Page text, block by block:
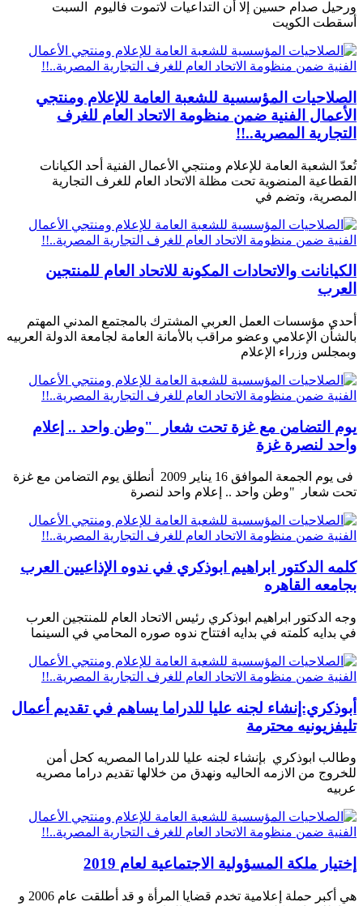
ورحيل صدام حسين إلا أن التداعيات لاتموت فاليوم السبت
أسقطت الكويت
الصلاحيات المؤسسية للشعبة العامة للإعلام ومنتجي
الأعمال الفنية ضمن منظومة الاتحاد العام للغرف
التجارية المصرية..!!
تُعدّ الشعبة العامة للإعلام ومنتجي الأعمال الفنية أحد الكيانات
القطاعية المنضوية تحت مظلة الاتحاد العام للغرف التجارية
المصرية، وتضم في
الكيانانت والاتحادات المكونة للاتحاد العام للمنتجين
العرب
أحدي مؤسسات العمل العربي المشترك بالمجتمع المدني المهتم
بالشأن الإعلامي وعضو مراقب بالأمانة العامة لجامعة الدولة العربيه
وبمجلس وزراء الإعلام
يوم التضامن مع غزة تحت شعار "وطن واحد .. إعلام
واحد لنصرة غزة
فى يوم الجمعة الموافق 16 يناير 2009 أنطلق يوم التضامن مع غزة
تحت شعار "وطن واحد .. إعلام واحد لنصرة
كلمه الدكتور ابراهيم ابوذكري في ندوه الإذاعيين العرب
بجامعه القاهره
وجه الدكتور ابراهيم ابوذكري رئيس الاتحاد العام للمنتجين العرب
في بدايه كلمته في بدايه افتتاح ندوه صوره المحامي في السينما
أبوذكري:إنشاء لجنه عليا للدراما يساهم في تقديم أعمال
تليفزيونيه محترمة
وطالب ابوذكري بإنشاء لجنه عليا للدراما المصريه كحل أمن
للخروج من الازمه الحاليه ونهدق من خلالها تقديم دراما مصريه
عربيه
إختيار ملكة المسؤولية الاجتماعية لعام 2019
هي أكبر حملة إعلامية تخدم قضايا المرأة و قد أطلقت عام 2006 و